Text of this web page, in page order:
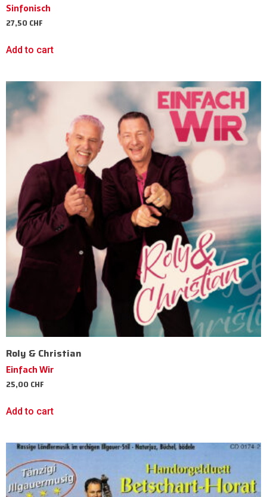
Sinfonisch
27,50CHF
Add to cart
Roly & Christian
Einfach Wir
25,00CHF
Add to cart